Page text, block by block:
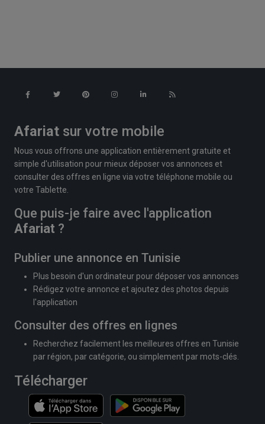
Afariat sur votre mobile
Nous vous offrons une application entièrement gratuite et
simple d'utilisation pour mieux déposer vos annonces et
consulter des offres en ligne via votre téléphone mobile ou
votre Tablette.
Que puis-je faire avec l'application
Afariat ?
Publier une annonce en Tunisie
Plus besoin d'un ordinateur pour déposer vos annonces
Rédigez votre annonce et ajoutez des photos depuis
l'application
Consulter des offres en lignes
Recherchez facilement les meilleures offres en Tunisie
par région, par catégorie, ou simplement par mots-clés.
Télécharger